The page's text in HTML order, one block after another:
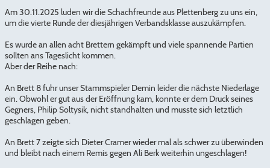
Am 30.11.2025 luden wir die Schachfreunde aus Plettenberg zu uns ein,
um die vierte Runde der diesjährigen Verbandsklasse auszukämpfen.
Es wurde an allen acht Brettern gekämpft und viele spannende Partien
sollten ans Tageslicht kommen.
Aber der Reihe nach:
An Brett 8 fuhr unser Stammspieler Demin leider die nächste Niederlage
ein. Obwohl er gut aus der Eröffnung kam, konnte er dem Druck seines
Gegners, Philip Soltysik, nicht standhalten und musste sich letztlich
geschlagen geben.
An Brett 7 zeigte sich Dieter Cramer wieder mal als schwer zu überwinden
und bleibt nach einem Remis gegen Ali Berk weiterhin ungeschlagen!